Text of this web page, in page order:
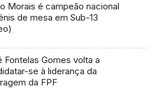
Morais é campeão nacional
de mesa em Sub-13
Fontelas Gomes volta a
se à liderança da
da FPF